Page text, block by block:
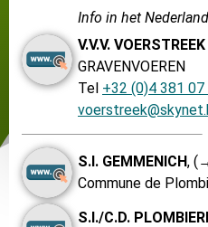
Info in het
V.V.V. VOERSTREEK
GRAVENVOEREN
Tel +32 (0)4 381 07
S.I. GEMMENICH,
Commune de
S.I./C.D.